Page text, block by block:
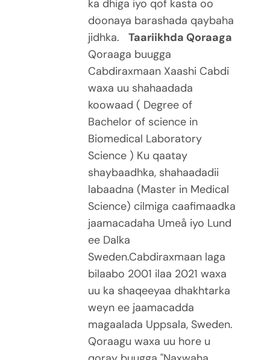
ka dhiga iyo qof kasta oo
doonaya barashada qaybaha
jidhka.Taariikhda Qoraaga
Qoraaga buugga
Cabdiraxmaan Xaashi Cabdi
waxa uu shahaadada
koowaad ( Degree of
Bachelor of science in
Biomedical Laboratory
Science ) Ku qaatay
shaybaadhka, shahaadadii
labaadna (Master in Medical
Science) cilmiga caafimaadka
jaamacadaha Umeå iyo Lund
ee Dalka
Sweden.Cabdiraxmaan laga
bilaabo 2001 ilaa 2021 waxa
uu ka shaqeeyaa dhakhtarka
weyn ee jaamacadda
magaalada Uppsala, Sweden.
Qoraagu waxa uu hore u